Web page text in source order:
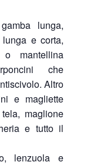
lunga,
e corta,
mantellina
che
Altro
e magliette
tela, maglione
e tutto il
lenzuola e